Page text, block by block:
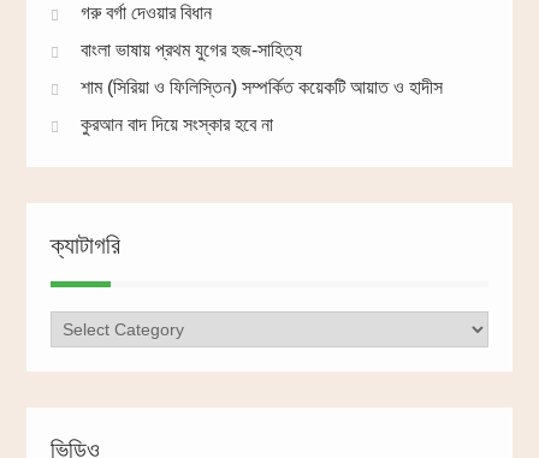
গরু বর্গা দেওয়ার বিধান
বাংলা ভাষায় প্রথম যুগের হজ-সাহিত্য
শাম (সিরিয়া ও ফিলিস্তিন) সম্পর্কিত কয়েকটি আয়াত ও হাদীস
কুরআন বাদ দিয়ে সংস্কার হবে না
ক্যাটাগরি
ক্যাটাগরি
ভিডিও